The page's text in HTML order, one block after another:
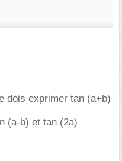
dois exprimer tan (a+b)
(a-b) et tan (2a)